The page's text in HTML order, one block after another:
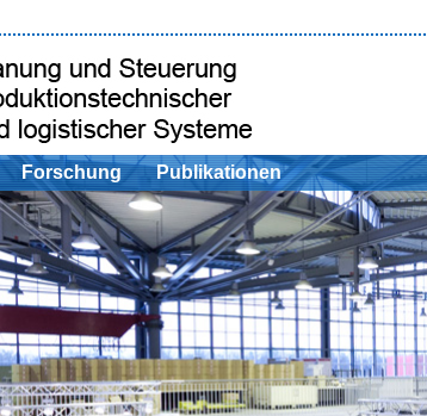
Forschung Publikationen